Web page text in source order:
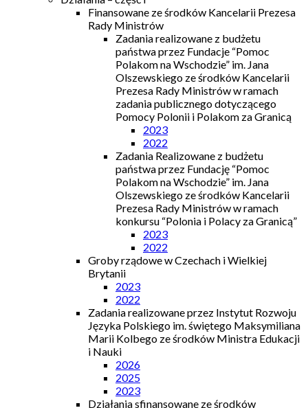
Finansowane ze środków Kancelarii Prezesa
Rady Ministrów
Zadania realizowane z budżetu
państwa przez Fundacje “Pomoc
Polakom na Wschodzie” im. Jana
Olszewskiego ze środków Kancelarii
Prezesa Rady Ministrów w ramach
zadania publicznego dotyczącego
Pomocy Polonii i Polakom za Granicą
2023
2022
Zadania Realizowane z budżetu
państwa przez Fundację “Pomoc
Polakom na Wschodzie” im. Jana
Olszewskiego ze środków Kancelarii
Prezesa Rady Ministrów w ramach
konkursu “Polonia i Polacy za Granicą”
2023
2022
Groby rządowe w Czechach i Wielkiej
Brytanii
2023
2022
Zadania realizowane przez Instytut Rozwoju
Języka Polskiego im. świętego Maksymiliana
Marii Kolbego ze środków Ministra Edukacji
i Nauki
2026
2025
2023
Działania sfinansowane ze środków